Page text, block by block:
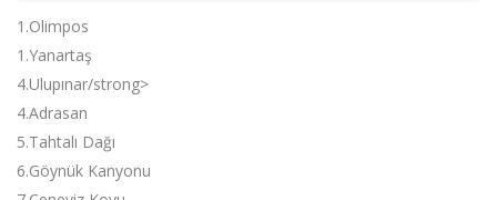
1.Olimpos
1.Yanartaş
4.Ulupınar/strong>
4.Adrasan
5.Tahtalı Dağı
6.Göynük Kanyonu